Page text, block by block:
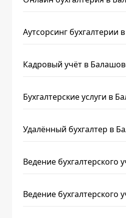
Аутсорсинг бухгалтерии
Кадровый учёт в
Бухгалтерские услуги в
Удалённый бухгалтер в
Ведение бухгалтерского
Ведение бухгалтерского